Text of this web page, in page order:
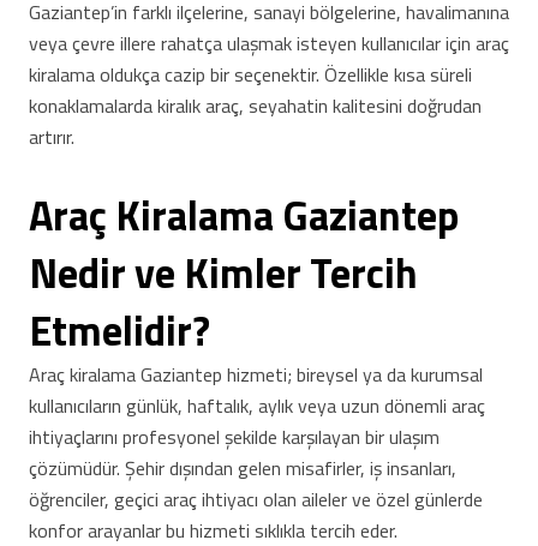
Gaziantep’in farklı ilçelerine, sanayi bölgelerine, havalimanına
veya çevre illere rahatça ulaşmak isteyen kullanıcılar için araç
kiralama oldukça cazip bir seçenektir. Özellikle kısa süreli
konaklamalarda kiralık araç, seyahatin kalitesini doğrudan
artırır.
Araç Kiralama Gaziantep
Nedir ve Kimler Tercih
Etmelidir?
Araç kiralama Gaziantep hizmeti; bireysel ya da kurumsal
kullanıcıların günlük, haftalık, aylık veya uzun dönemli araç
ihtiyaçlarını profesyonel şekilde karşılayan bir ulaşım
çözümüdür. Şehir dışından gelen misafirler, iş insanları,
öğrenciler, geçici araç ihtiyacı olan aileler ve özel günlerde
konfor arayanlar bu hizmeti sıklıkla tercih eder.